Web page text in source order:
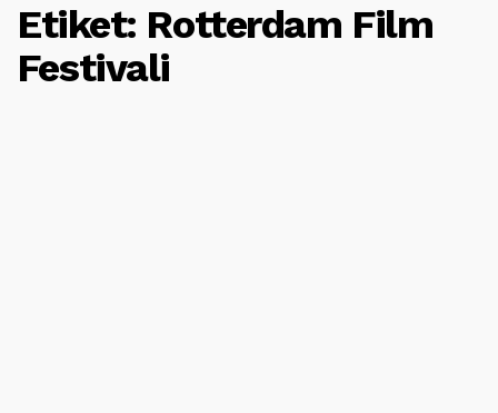
Etiket: Rotterdam Film
Festivali